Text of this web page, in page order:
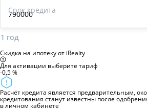
Срок кредита
1 год
Скидка на ипотеку от iRealty
Для активации выберите тариф
-0,5 %
Расчёт кредита является предварительным,
кредитования станут известны после
в личном кабинете